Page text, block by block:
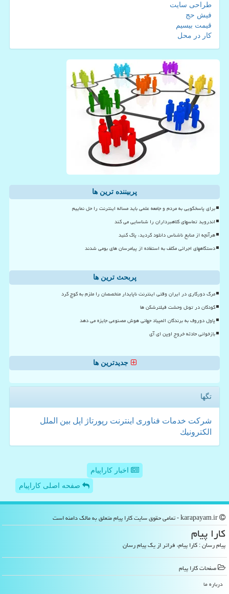
طراحی سایت
فیش حج
قیمت بیسیم
کار در محل
پربیننده ترین ها
برای پاسخگویی به مردم و جامعه علمی باید مساله اینترنت را حل نماییم
اندروید تماسهای کلاهبرداران را شناسایی می کند
هرآنچه از منابع ناشناس دانلود کردید، پاک کنید
دستگاههای اجرائی مکلف به استفاده از پیامرسان های بومی شدند
پربحث ترین ها
مرگ دورکاری در ایران وقتی اینترنت ناپایدار متخصصان را ملزم به کوچ کرد
کودکان در تونل وحشت فیلترشکن ها
پاول دوروف به برندگان المپیاد جهانی هوش مصنوعی جایزه می دهد
بازخوانی حادثه خروج اوپن ای آی
جدیدترین ها
تگها
شركت خدمات فناوری اینترنت رپورتاژ اپل بین الملل
الكترونیك
اخبار کاراپیام
صفحه اصلی کاراپیام
كارا پیام
پیام رسان : کارا پیام، فراتر از یک پیام رسان
صفحات كارا پیام
درباره ما